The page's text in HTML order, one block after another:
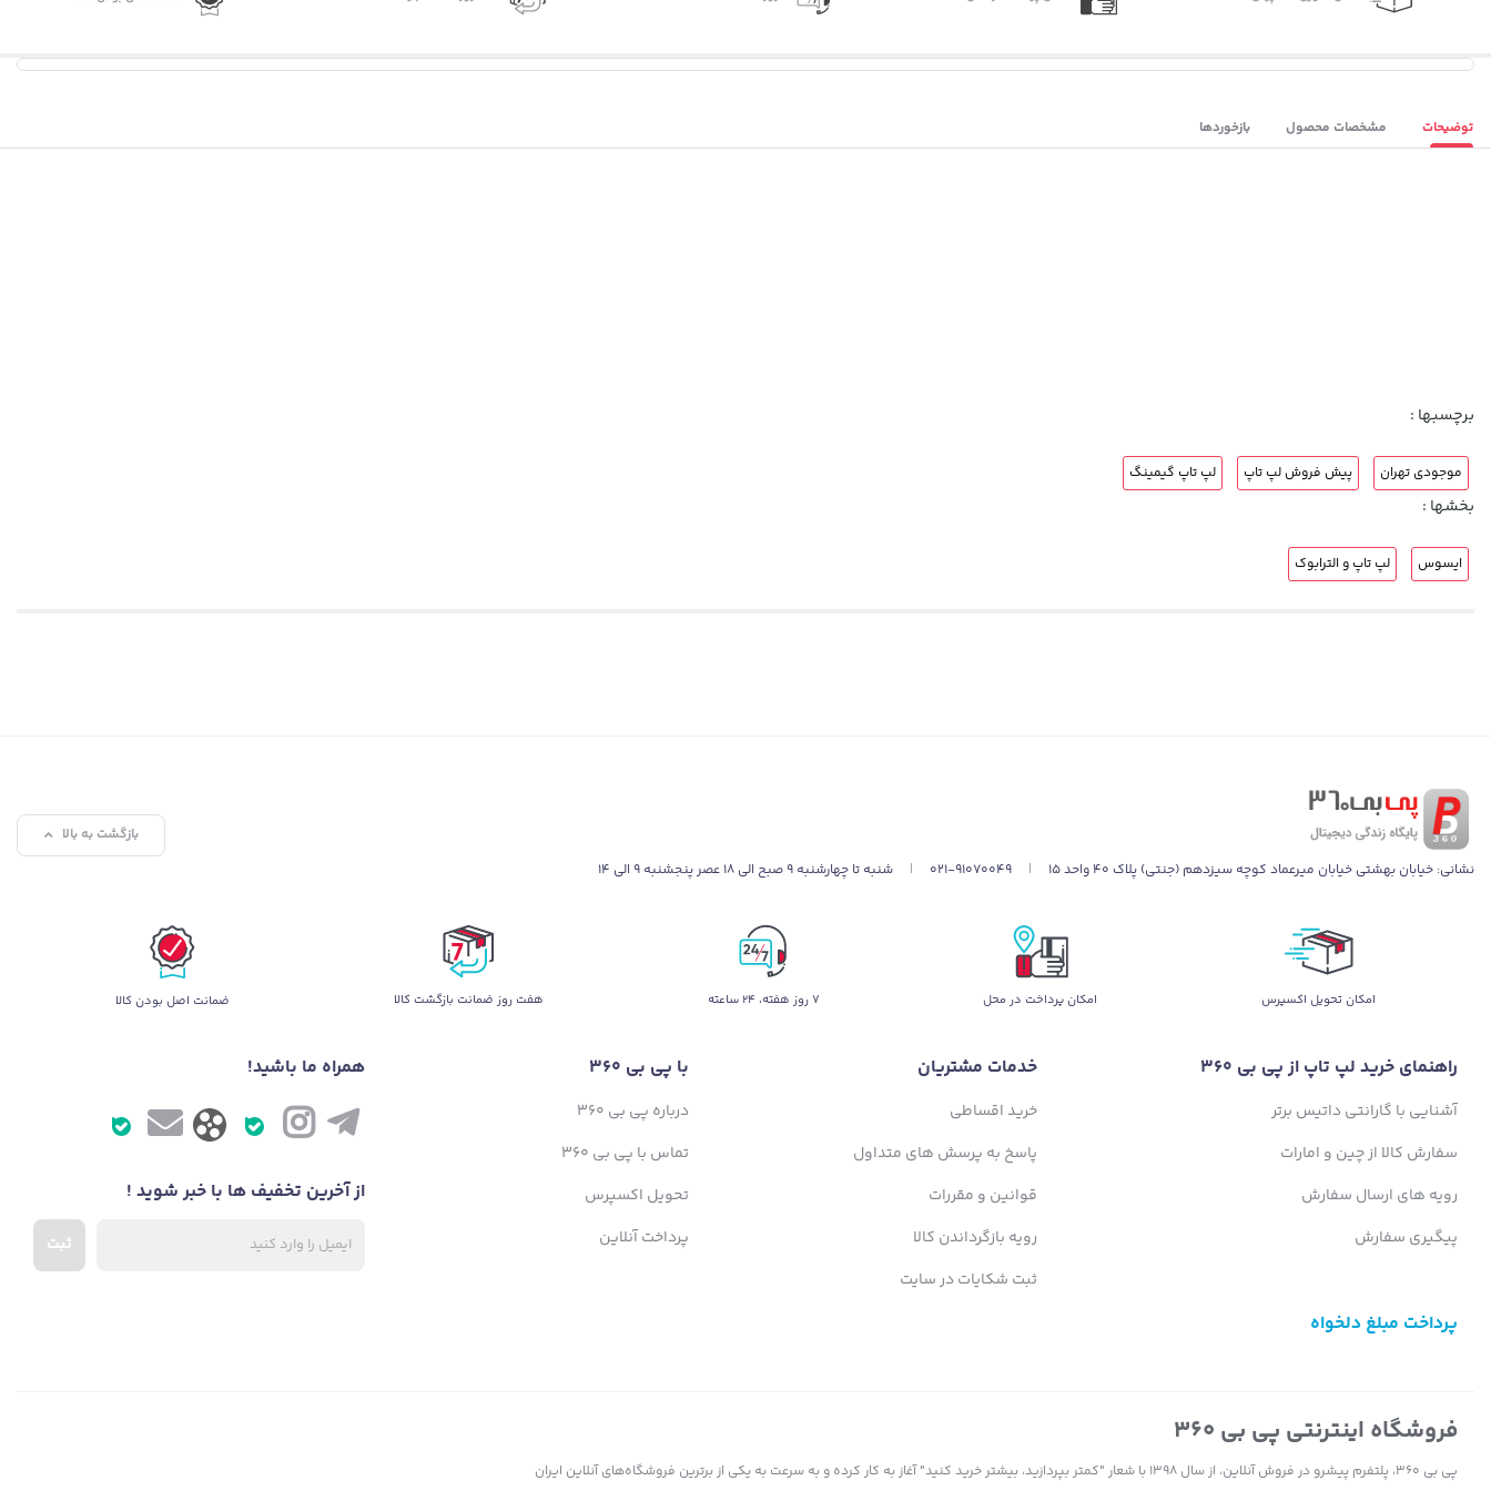
توضیحات مشخصات محصول بازخوردها
برچسبها :
موجودی تهران پیش فروش لپ تاپ لپ تاپ گیمینگ
بخشها :
ایسوس لپ تاپ و الترابوک
نشانی: خیابان بهشتی خیابان میرعماد کوچه سیزدهم (جنتی) پلاک ۴۰ واحد ۱۵ |
021-91070049
| شنبه تا چهارشنبه 9 صبح الی 18 عصر پنجشنبه 9 الی 14
بازگشت به بالا
اﻣﮑﺎن ﺗﺤﻮﯾﻞ اﮐﺴﭙﺮس امکان پرداخت در محل ۷ روز ﻫﻔﺘﻪ، ۲۴ ﺳﺎﻋﺘﻪ هفت روز ضمانت بازگشت کالا ضمانت اصل بودن کالا
راهنمای خرید لپ تاپ از پی بی 360
آشنایی با گارانتی داتیس برتر
سفارش کالا از چین و امارات
رویه های ارسال سفارش
پیگیری سفارش
خدمات مشتریان
خرید اقساطی
پاسخ به پرسش های متداول
قوانین و مقررات
رویه بازگرداندن کالا
ثبت شکایات در سایت
با پی بی 360
درباره پی بی 360
تماس با پی بی 360
تحویل اکسپرس
پرداخت آنلاین
پرداخت مبلغ دلخواه
همراه ما باشید!
از آخرین تخفیف ها با خبر شوید !
ثبت
فروشگاه اینترنتی پی بی 360
پی بی 360، پلتفرم پیشرو در فروش آنلاین، از سال 1398 با شعار "کمتر بپردازید، بیشتر خرید کنید" آغاز به کار کرده و به سرعت به یکی از برترین فروشگاه‌های آنلاین ایران